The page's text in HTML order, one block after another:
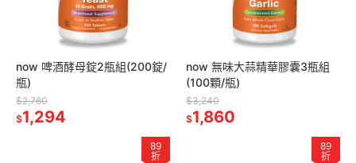
now 啤酒酵母錠2瓶組(200錠/
瓶)
$2,760
$1,294
now 無味大蒜精華膠囊3瓶組
(100顆/瓶)
$3,240
$1,860
89
折
89
折